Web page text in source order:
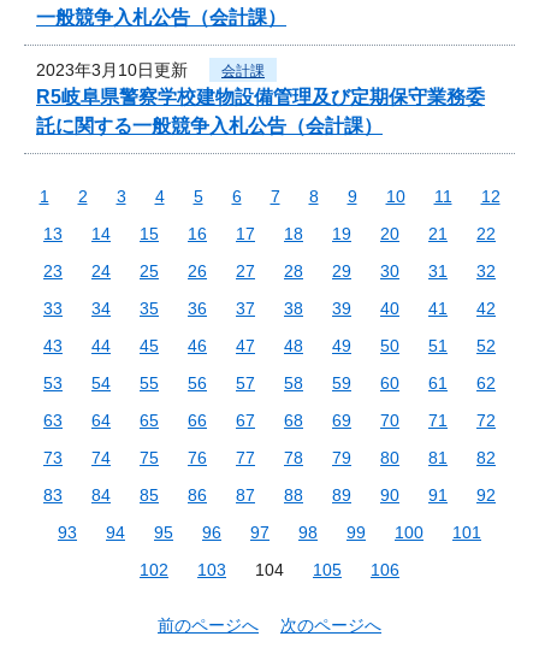
一般競争入札公告（会計課）
2023年3月10日更新 会計課
R5岐阜県警察学校建物設備管理及び定期保守業務委
託に関する一般競争入札公告（会計課）
1 2 3 4 5 6 7 8 9 10 11
12
13
14 15 16 17 18 19 20 21
22
23
24 25 26 27 28 29 30 31
32
33
34 35 36 37 38 39 40 41
42
43
44 45 46 47 48 49 50 51
52
53
54 55 56 57 58 59 60 61
62
63
64 65 66 67 68 69 70 71
72
73
74 75 76 77 78 79 80 81
82
83
84 85 86 87 88 89 90 91
92
93
94 95 96 97 98 99 100
101
102
103 104 105 106
前のページへ 次のページへ